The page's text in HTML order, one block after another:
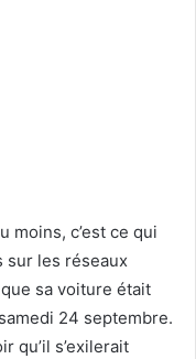
moins, c’est ce qui
sur les réseaux
sa voiture était
24 septembre.
qu’il s’exilerait